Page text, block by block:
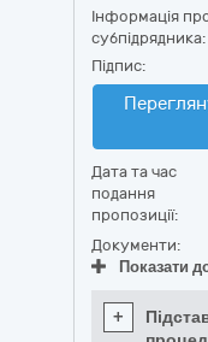
Інформація
субпідрядника:
Підпис:
Дата та час
подання
пропозиції:
Документи:
Показати
+